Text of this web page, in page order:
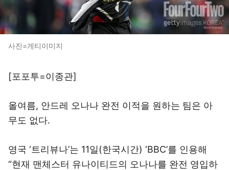
사진=게티이미지
[포포투=이종관]
올여름, 안드레 오나나 완전 이적을 원하는 팀은 아
무도 없다.
영국 ‘트리뷰나’는 11일(한국시간) ‘BBC’를 인용해
“현재 맨체스터 유나이티드의 오나나를 완전 영입하